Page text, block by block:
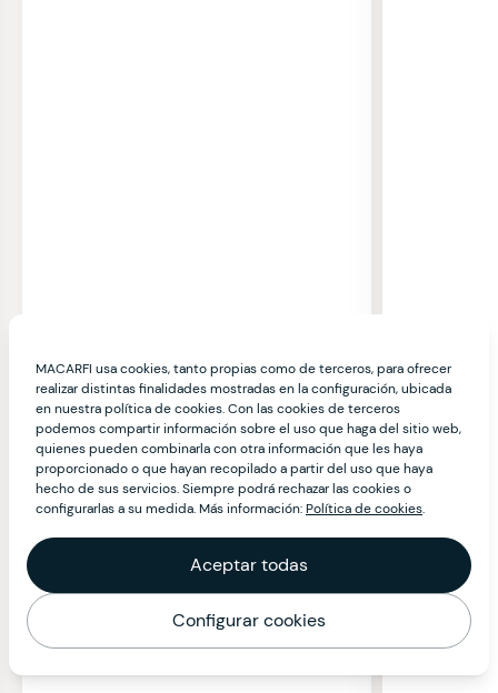
MACARFI usa cookies, tanto propias como de terceros, para ofrecer
realizar distintas finalidades mostradas en la configuración, ubicada
en nuestra política de cookies. Con las cookies de terceros
podemos compartir información sobre el uso que haga del sitio web,
quienes pueden combinarla con otra información que les haya
proporcionado o que hayan recopilado a partir del uso que haya
hecho de sus servicios. Siempre podrá rechazar las cookies o
configurarlas a su medida. Más información:Política de cookies.
Aceptar todas
Configurar cookies